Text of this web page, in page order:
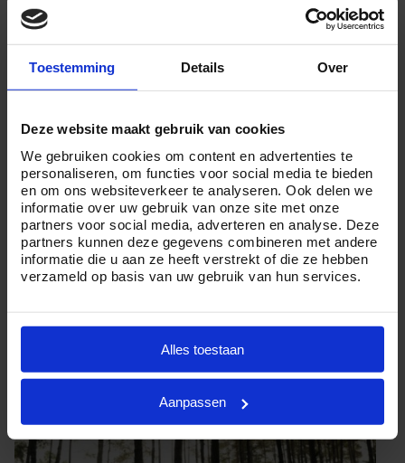
Toestemming Details Over
Deze website maakt gebruik van cookies
We gebruiken cookies om content en advertenties te
personaliseren, om functies voor social media te bieden
en om ons websiteverkeer te analyseren. Ook delen we
informatie over uw gebruik van onze site met onze
partners voor social media, adverteren en analyse. Deze
partners kunnen deze gegevens combineren met andere
informatie die u aan ze heeft verstrekt of die ze hebben
verzameld op basis van uw gebruik van hun services.
Alles toestaan
Aanpassen
Geheel verzorgde crematie incl. plechtigheid en
condoleance.
Bekijk pakket